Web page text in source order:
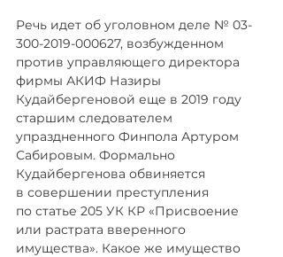
Речь идет об уголовном деле № 03-
300-2019-000627, возбужденном
против управляющего директора
фирмы АКИФ Назиры
Кудайбергеновой еще в 2019 году
старшим следователем
упраздненного Финпола Артуром
Сабировым. Формально
Кудайбергенова обвиняется
в совершении преступления
по статье 205 УК КР «Присвоение
или растрата вверенного
имущества». Какое же имущество